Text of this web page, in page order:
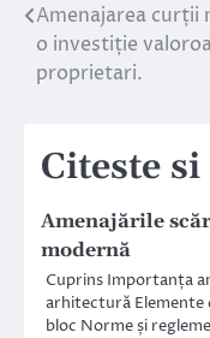
Navigare
în
Amenajarea curții
o investiție
proprietari.
Citeste si
Amenajările
modernă
Cuprins Importanța
arhitectură Elemente
bloc Norme și